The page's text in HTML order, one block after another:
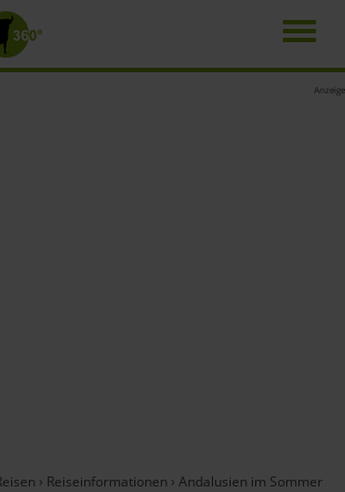
Anzeige
› Reiseinformationen › Andalusien im Sommer